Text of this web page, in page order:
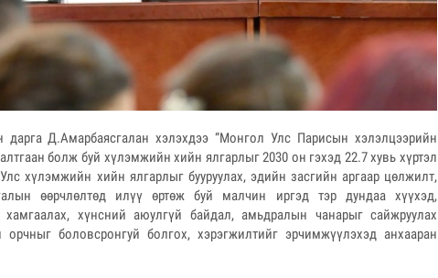
Д.Амарбаясгалан хэлэхдээ “Монгол Улс Парисын хэлэлцээрийн
болж буй хүлэмжийн хийн ялгарлыг 2030 он гэхэд 22.7 хувь хүртэл
хүлэмжийн хийн ялгарлыг бууруулах, эдийн засгийн аргаар цөлжилт,
өөрчлөлтөд илүү өртөж буй малчин иргэд тэр дундаа хүүхэд,
хүнсний аюулгүй байдал, амьдралын чанарыг сайжруулах
боловсронгуй болгох, хэрэгжилтийг эрчимжүүлэхэд анхааран